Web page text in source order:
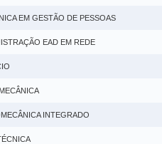
EM GESTÃO DE PESSOAS
EAD EM REDE
INTEGRADO